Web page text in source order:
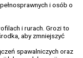
i osób o
i rurach. Grozi to
aby zmniejszyć
spawalniczych oraz